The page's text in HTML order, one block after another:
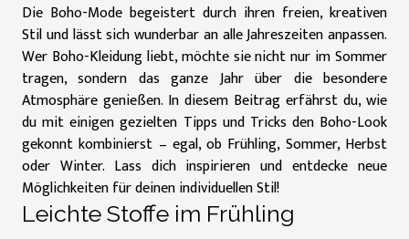
Die Boho-Mode begeistert durch ihren freien, kreativen
Stil und lässt sich wunderbar an alle Jahreszeiten anpassen.
Wer Boho-Kleidung liebt, möchte sie nicht nur im Sommer
tragen, sondern das ganze Jahr über die besondere
Atmosphäre genießen. In diesem Beitrag erfährst du, wie
du mit einigen gezielten Tipps und Tricks den Boho-Look
gekonnt kombinierst – egal, ob Frühling, Sommer, Herbst
oder Winter. Lass dich inspirieren und entdecke neue
Möglichkeiten für deinen individuellen Stil!
Leichte Stoffe im Frühling